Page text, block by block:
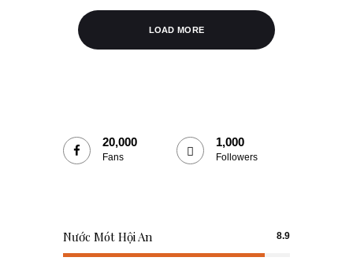
LOAD MORE
20,000
Fans
1,000
Followers
Nước Mót Hội An 8.9